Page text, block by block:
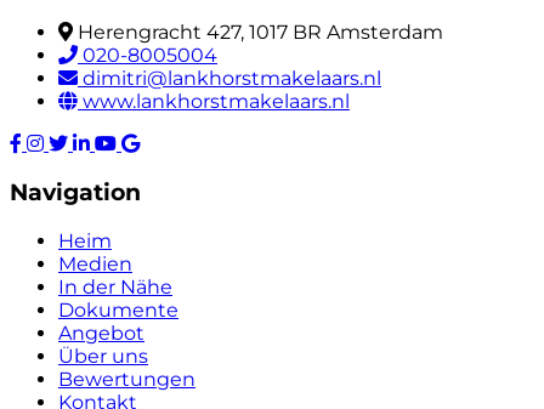
Herengracht 427, 1017 BR Amsterdam
020-8005004
dimitri@lankhorstmakelaars.nl
www.lankhorstmakelaars.nl
Navigation
Heim
Medien
In der Nähe
Dokumente
Angebot
Über uns
Bewertungen
Kontakt